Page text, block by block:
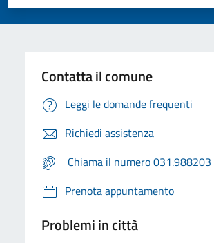
Valuta 5 stelle su 5
Valuta 4 stelle su 5
Valuta 3 stelle su 5
Valuta 2 stelle su 5
Valuta 1 stelle su 5
Contatta il comune
Leggi le domande frequenti
Richiedi assistenza
Chiama il numero 031.988203
Prenota appuntamento
Problemi in città